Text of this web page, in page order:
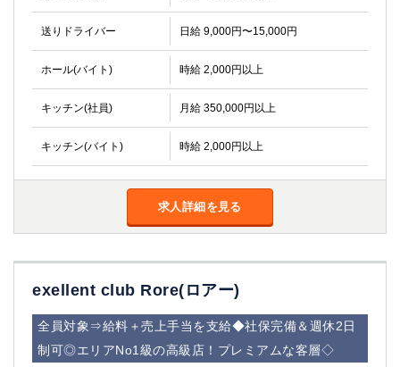
送りドライバー 日給 9,000円〜15,000円
ホール(バイト) 時給 2,000円以上
キッチン(社員) 月給 350,000円以上
キッチン(バイト) 時給 2,000円以上
求人詳細を見る
exellent club Rore(ロアー)
全員対象⇒給料＋売上手当を支給◆社保完備＆週休2日
制可◎エリアNo1級の高級店！プレミアムな客層◇